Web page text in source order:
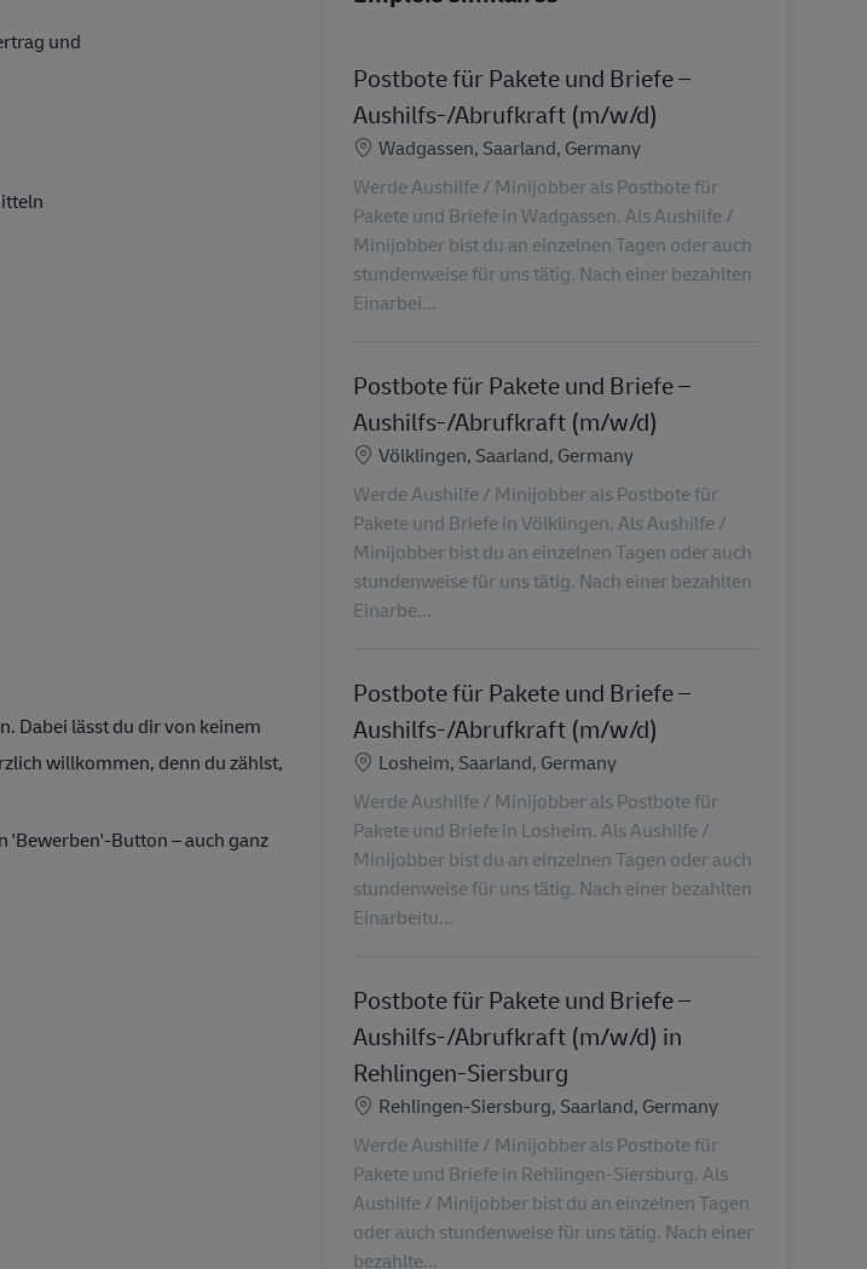
und
Dabei lässt du dir von keinem
willkommen, denn du zählst,
'Bewerben'-Button – auch ganz
Postbote für Pakete und Briefe –
Aushilfs-/Abrufkraft (m/w/d)
LieuWadgassen, Saarland, Germany
Werde Aushilfe / Minijobber als Postbote für
Pakete und Briefe in Wadgassen. Als Aushilfe /
Minijobber bist du an einzelnen Tagen oder auch
stundenweise für uns tätig. Nach einer bezahlten
Einarbei...
Postbote für Pakete und Briefe –
Aushilfs-/Abrufkraft (m/w/d)
LieuVölklingen, Saarland, Germany
Werde Aushilfe / Minijobber als Postbote für
Pakete und Briefe in Völklingen. Als Aushilfe /
Minijobber bist du an einzelnen Tagen oder auch
stundenweise für uns tätig. Nach einer bezahlten
Einarbe...
Postbote für Pakete und Briefe –
Aushilfs-/Abrufkraft (m/w/d)
LieuLosheim, Saarland, Germany
Werde Aushilfe / Minijobber als Postbote für
Pakete und Briefe in Losheim. Als Aushilfe /
Minijobber bist du an einzelnen Tagen oder auch
stundenweise für uns tätig. Nach einer bezahlten
Einarbeitu...
Postbote für Pakete und Briefe –
Aushilfs-/Abrufkraft (m/w/d) in
Rehlingen-Siersburg
LieuRehlingen-Siersburg, Saarland, Germany
Werde Aushilfe / Minijobber als Postbote für
Pakete und Briefe in Rehlingen-Siersburg. Als
Aushilfe / Minijobber bist du an einzelnen Tagen
oder auch stundenweise für uns tätig. Nach einer
bezahlte...